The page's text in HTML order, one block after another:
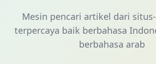
Mesin pencari artikel dari
terpercaya baik berbahasa
berbahasa arab